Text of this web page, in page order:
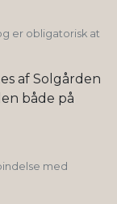
er obligatorisk at
af Solgården
både på
med